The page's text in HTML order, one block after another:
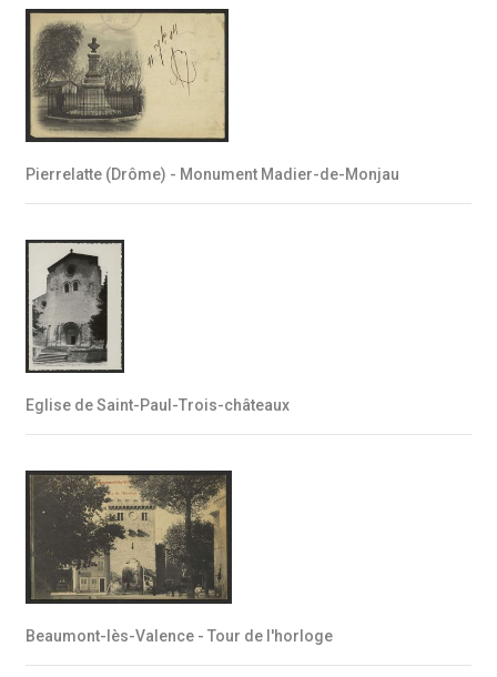
Pierrelatte (Drôme) - Monument Madier-de-Monjau
Eglise de Saint-Paul-Trois-châteaux
Beaumont-lès-Valence - Tour de l'horloge